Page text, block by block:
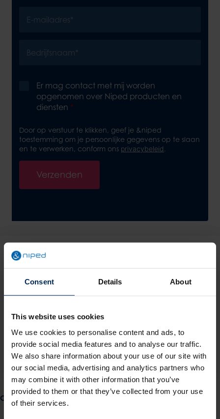
Consent Details About
This website uses cookies
We use cookies to personalise content and ads, to
provide social media features and to analyse our traffic.
We also share information about your use of our site with
our social media, advertising and analytics partners who
may combine it with other information that you’ve
provided to them or that they’ve collected from your use
of their services.
Er mag contact met mij worden
opgenomen over Niped producten en
diensten *
Door op verstuur te klikken, geef je &niped
toestemming om je persoonlijke gegevens op te slaan
en te verwerken, conform ons privacybeleid
Verzenden
Onze adviseurs staan voor je klaar om je alles te
vertellen
Vraag een adviesgespek aan
Of bel direct met 020 261 0444
Onder andere deze klanten gingen u voor